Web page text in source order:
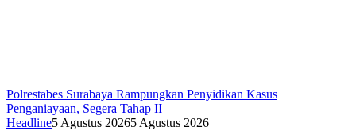
Polrestabes Surabaya Rampungkan Penyidikan Kasus
Penganiayaan, Segera Tahap II
Headline5 Agustus 20265 Agustus 2026